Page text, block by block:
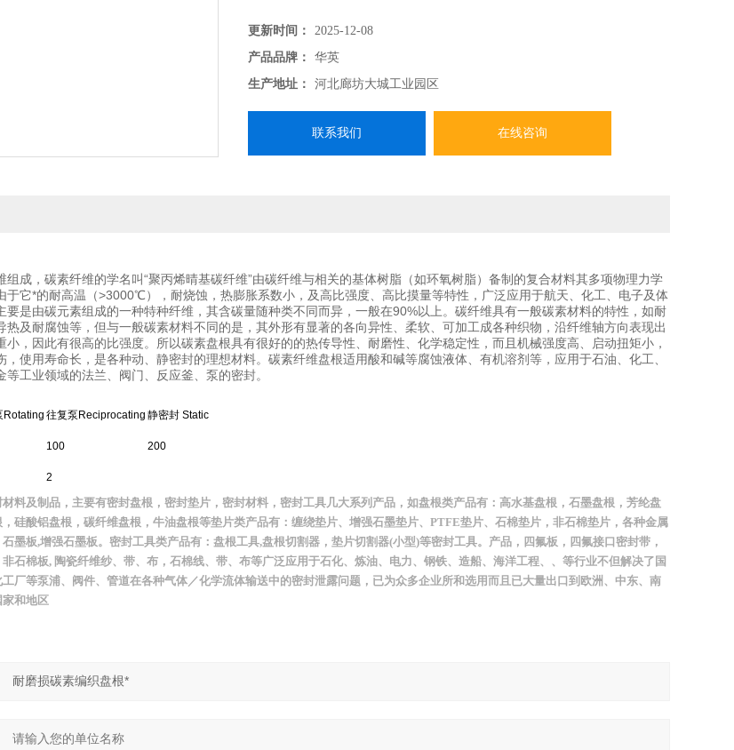
更新时间：
2025-12-08
产品品牌：
华英
生产地址：
河北廊坊大城工业园区
联系我们 在线咨询
组成，碳素纤维的学名叫“聚丙烯晴基碳纤维”由碳纤维与相关的基体树脂（如环氧树脂）备制的复合材料其多项物理力学
于它*的耐高温（>3000℃），耐烧蚀，热膨胀系数小，及高比强度、高比摸量等特性，广泛应用于航天、化工、电子及体
要是由碳元素组成的一种特种纤维，其含碳量随种类不同而异，一般在90%以上。碳纤维具有一般碳素材料的特性，如耐
热及耐腐蚀等，但与一般碳素材料不同的是，其外形有显著的各向异性、柔软、可加工成各种织物，沿纤维轴方向表现出
小，因此有很高的比强度。所以碳素盘根具有很好的的热传导性、耐磨性、化学稳定性，而且机械强度高、启动扭矩小，
，使用寿命长，是各种动、静密封的理想材料。碳素纤维盘根适用酸和碱等腐蚀液体、有机溶剂等，应用于石油、化工、
工业领域的法兰、阀门、反应釜、泵的密封。
Rotating 往复泵Reciprocating 静密封 Static
100 200
2
料及制品，主要有密封盘根，密封垫片，密封材料，密封工具几大系列产品，如盘根类产品有：高水基盘根，石墨盘根，芳纶盘
硅酸铝盘根，碳纤维盘根，牛油盘根等垫片类产品有：缠绕垫片、增强石墨垫片、 PTFE垫片、石棉垫片，非石棉垫片，各种金属
墨板,增强石墨板。密封工具类产品有：盘根工具,盘根切割器，垫片切割器(小型)等密封工具。产品，四氟板，四氟接口密封带，
石棉板, 陶瓷纤维纱、带、布，石棉线、带、布等广泛应用于石化、炼油、电力、钢铁、造船、海洋工程、、等行业不但解决了国
厂等泵浦、阀件、管道在各种气体／化学流体输送中的密封泄露问题，已为众多企业所和选用而且已大量出口到欧洲、中东、南
和地区